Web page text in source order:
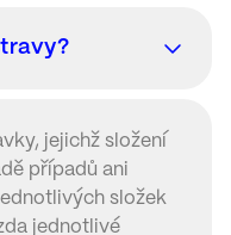
jejichž složení
případů ani
složek
jednotlivé